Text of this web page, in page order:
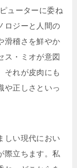
ューターに委ね
ロジーと人間の
滑稽さを鮮やか
ス・ミオが意図
それが皮肉にも
や正しさといっ
しい現代におい
際立ちます。私